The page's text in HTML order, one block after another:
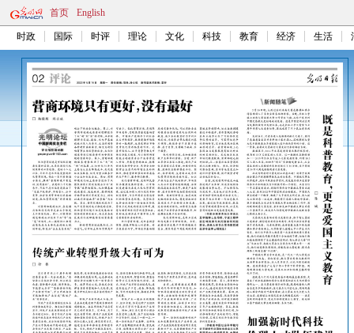
首页 English
时政 国际 时评 理论 文化 科技 教育 经济 生活